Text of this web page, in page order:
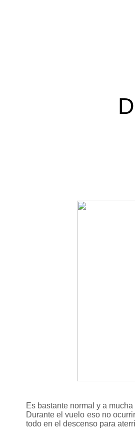
Es bastante normal y a
Durante el vuelo eso no
todo en el descenso para